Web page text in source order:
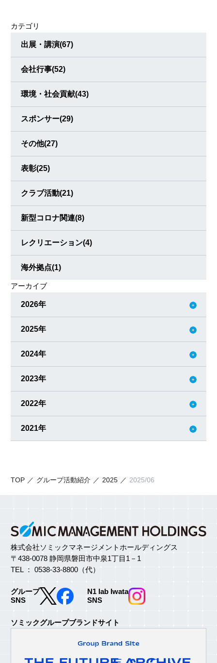
開催しています。 今回は初参加社員の感想を紹介 「車に詳
しいわけではなく、普段、通勤や買い物でしか
カテゴリ
出展・講演(67)
会社行事(52)
環境・社会貢献(43)
スポンサー(29)
その他(27)
表彰(25)
クラブ活動(21)
新型コロナ関連(8)
レクリエーション(4)
海外拠点(1)
アーカイブ
2026年
2025年
2024年
2023年
2022年
2021年
TOP グループ活動紹介 2025 2025/06
株式会社ソミックマネージメントホールディングス
〒438-0078 静岡県磐田市中泉1丁目1－1
TEL ： 0538-33-8800（代）
グループ
SNS
N1 lab Iwata
SNS
ソミックグループブランドサイト